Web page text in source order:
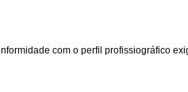
com o perfil profissiográfico